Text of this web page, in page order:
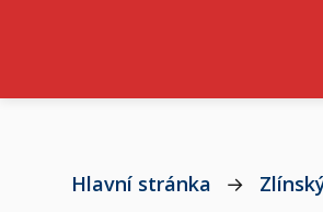
Hlavní stránka →